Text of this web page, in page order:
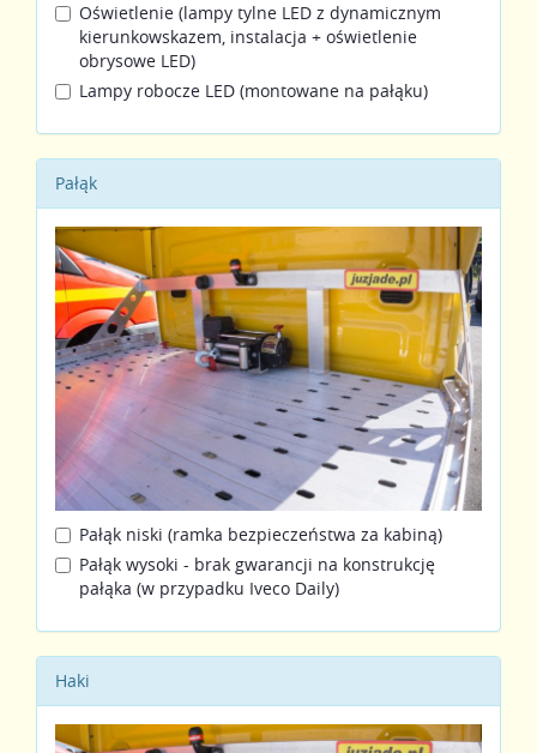
Oświetlenie (lampy tylne LED z dynamicznym
kierunkowskazem, instalacja + oświetlenie
obrysowe LED)
Lampy robocze LED (montowane na pałąku)
Pałąk
Pałąk niski (ramka bezpieczeństwa za kabiną)
Pałąk wysoki - brak gwarancji na konstrukcję
pałąka (w przypadku Iveco Daily)
Haki